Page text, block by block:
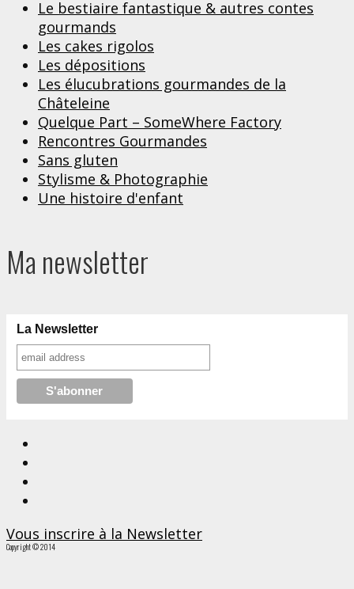
Le bestiaire fantastique & autres contes
gourmands
Les cakes rigolos
Les dépositions
Les élucubrations gourmandes de la
Châteleine
Quelque Part – SomeWhere Factory
Rencontres Gourmandes
Sans gluten
Stylisme & Photographie
Une histoire d'enfant
Ma newsletter
La Newsletter
Vous inscrire à la Newsletter
Copyright © 2014